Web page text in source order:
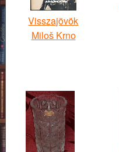
Visszajövök
Miloš Krno